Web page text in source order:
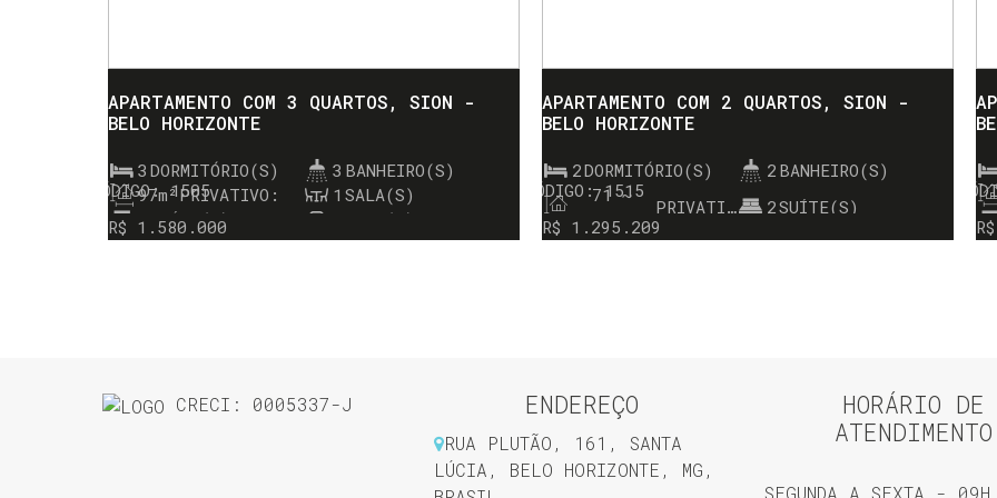
1505
APARTAMENTO COM 3 QUARTOS, SION -
BELO HORIZONTE
R$ 1.580.000
3 DORMITÓRIO(S) 3 BANHEIRO(S)
PRIVATIVO:
97m² 1 SALA(S)
3
SUÍTE(S) VAGA(S)
1515
APARTAMENTO COM 2 QUARTOS, SION -
BELO HORIZONTE
R$ 1.295.209
2DORMITÓRIO(S) 2 BANHEIRO(S)
PRIVATIVO:
71 ~
173m²
2SUÍTE(S)
R$
CRECI: 0005337-J ENDEREÇO
RUA PLUTÃO , 161 ,
SANTA
LÚCIA , BELO HORIZONTE , MG ,
HORÁRIO DE
ATENDIMENTO
SEGUNDA A SEXTA - 09H